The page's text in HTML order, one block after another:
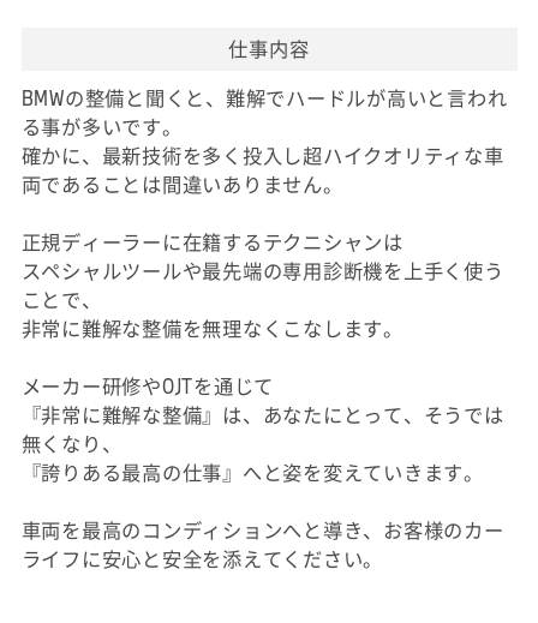
仕事内容
BMWの整備と聞くと、難解でハードルが高いと言われ
る事が多いです。
確かに、最新技術を多く投入し超ハイクオリティな車
両であることは間違いありません。
正規ディーラーに在籍するテクニシャンは
スペシャルツールや最先端の専用診断機を上手く使う
ことで、
非常に難解な整備を無理なくこなします。
メーカー研修やOJTを通じて
『非常に難解な整備』は、あなたにとって、そうでは
無くなり、
『誇りある最高の仕事』へと姿を変えていきます。
車両を最高のコンディションへと導き、お客様のカー
ライフに安心と安全を添えてください。